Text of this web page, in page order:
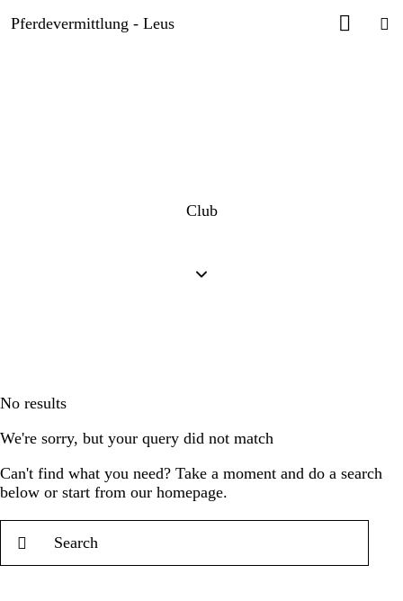
Pferdevermittlung - Leus
Club
No results
We're sorry, but your query did not match
Can't find what you need? Take a moment and do a search
below or start from our homepage.